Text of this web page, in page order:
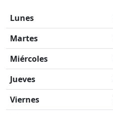
Lunes
Martes
Miércoles
Jueves
Viernes